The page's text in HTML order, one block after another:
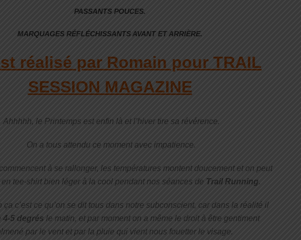
PASSANTS POUCES.
MARQUAGES RÉFLÉCHISSANTS AVANT ET ARRIÈRE.
réalisé par Romain pour TRAIL
SESSION MAGAZINE
Ahhhhh, le Printemps est enfin là et l’hiver tire sa révérence.
On a tous attendu ce moment avec impatience.
à se rallonger, les températures montent doucement et on peut
tee-shirt bien léger à la cool pendant nos séances de Trail Running.
ça c’est ce qu’on se dit tous dans notre subconscient, car dans la réalité il
4-5 degrés le matin, et par moment on a même le droit à être gentiment
par le vent et par la pluie qui vient nous fouetter le visage.